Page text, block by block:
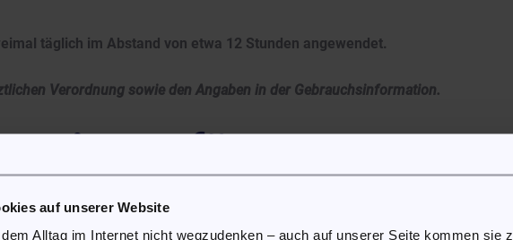
auf unserer Website
Alltag im Internet nicht wegzudenken – auch auf unserer Seite kommen sie
täglich im Abstand von etwa 12 Stunden angewendet.
Verordnung sowie den Angaben in der Gebrauchsinformation.
für